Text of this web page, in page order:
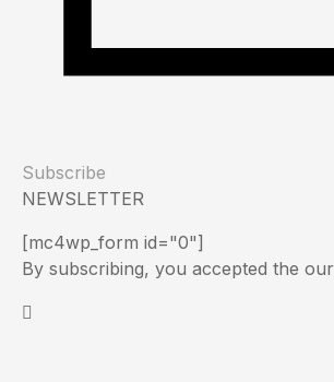
Subscribe
NEWSLETTER
[mc4wp_form id="0"]
By subscribing, you accepted the our